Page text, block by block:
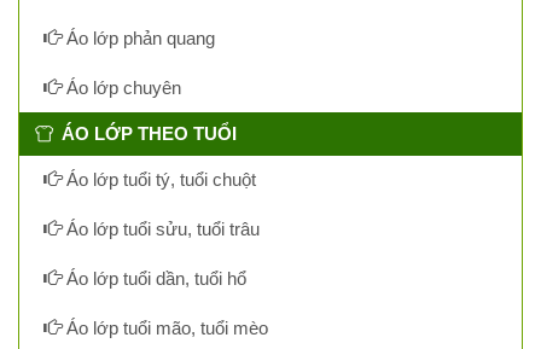
Áo lớp phản quang
Áo lớp chuyên
ÁO LỚP THEO TUỔI
Áo lớp tuổi tý, tuổi chuột
Áo lớp tuổi sửu, tuổi trâu
Áo lớp tuổi dần, tuổi hổ
Áo lớp tuổi mão, tuổi mèo